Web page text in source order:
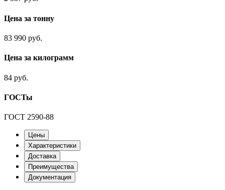
Цена за тонну
83 990 руб.
Цена за килограмм
84 руб.
ГОСТы
ГОСТ 2590-88
Цены
Характеристики
Доставка
Преимущества
Документация